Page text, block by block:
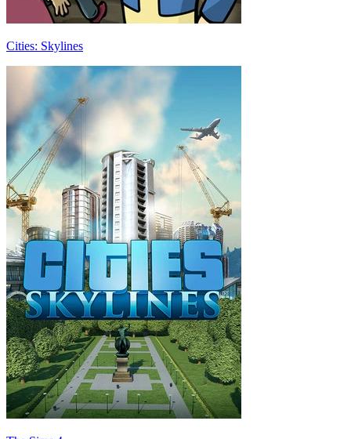
Cities: Skylines